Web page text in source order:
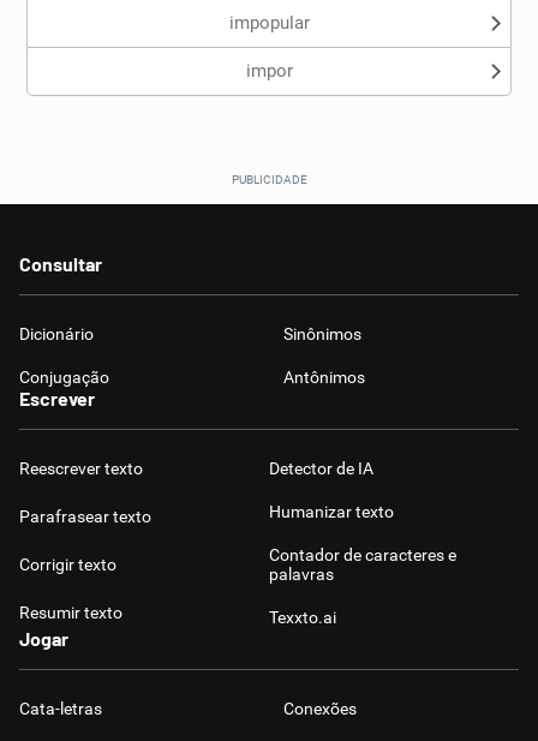
impopular
impor
Consultar
Dicionário Sinônimos
Conjugação Antônimos
Escrever
Reescrever texto
Parafrasear texto
Corrigir texto
Resumir texto
Detector de IA
Humanizar texto
Contador de caracteres e
palavras
Texxto.ai
Jogar
Cata-letras Conexões